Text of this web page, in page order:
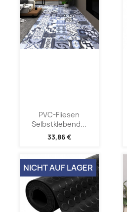
PVC-Fliesen
Selbstklebend...
33,86 €
NICHT AUF LAGER